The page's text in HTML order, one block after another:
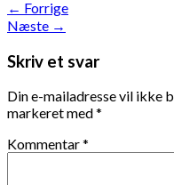
← Forrige
Næste →
Skriv et svar
Din e-mailadresse vil ikke
markeret med*
Kommentar*